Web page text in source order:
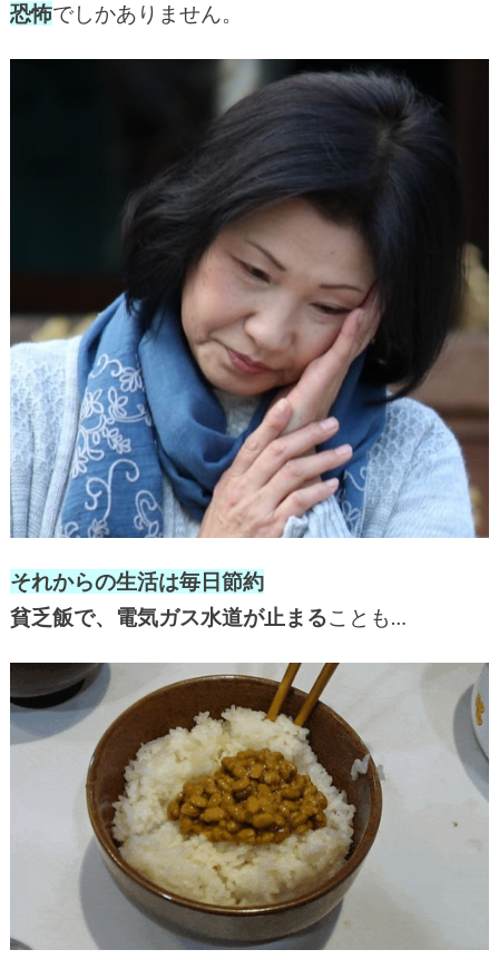
恐怖でしかありません。
それからの生活は毎日節約
貧乏飯で、電気ガス水道が止まることも…